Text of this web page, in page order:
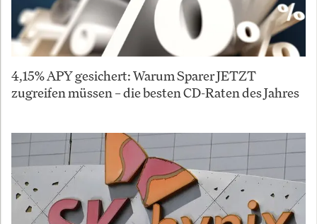
4,15% APY gesichert: Warum Sparer JETZT
zugreifen müssen – die besten CD-Raten des Jahres